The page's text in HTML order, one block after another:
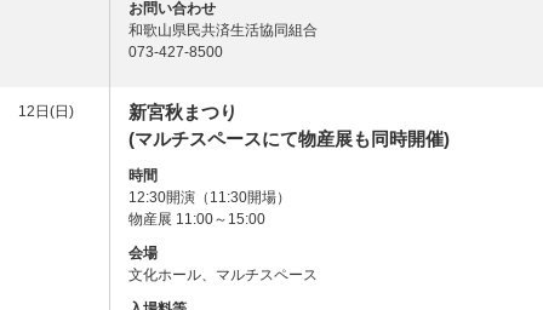
お問い合わせ
和歌山県民共済生活協同組合
073-427-8500
12日(日)
新宮秋まつり
(マルチスペースにて物産展も同時開催)
時間
12:30開演（11:30開場）
物産展 11:00～15:00
会場
文化ホール、マルチスペース